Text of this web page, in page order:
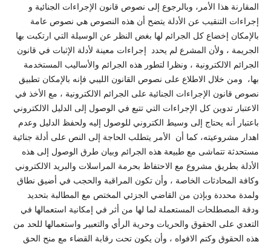
المقارنة هذا الأمر، وبالرجوع إلى نصوص قانون الإجراءات الجنائية و
إجراءات التنقيب عن الأدلة يتضح أن هذه النصوص هي نصوص عامة
بالإمكان إخضاع كل الجرائم لها بغض النظر عن الوسيلة التي ارتكبت بها
الجريمة ، ولأن المشرع لم يحدد إجراءات معينة لأدلة الإثبات في قانون
الجرائم الالكترونية ، ونظرا لتطور هذه الجرائم والأساليب المستخدمة
بها، ومن خلال الاطلاع على نصوص القانون الليبي فإنه بالإمكان تطبيق
نصوص قانون الإجراءات الجنائية على الجرائم الالكترونية ، مع الأخذ في
الاعتبار تدوين كل الإجراءات التي تتبع في الوصول إلى الدليل الالكتروني
باعتبار أنه يحتاج إلى وسيط الكتروني للوصول إليه ولحفظ الدليل وعدم
اهدار مشروعيته، كما أن الأمر يتطلب الحاجة إلى النص على أدلة جنائية
مستحدثة تتماشى مع طبيعة هذه الجرائم وبيان طرق الوصول إلى هذه
الأدلة بطريق مشروع مع الاحتفاظ بحرمة المراسلات والبريد الالكتروني
وكافة المحادثات الخاصة ، وأن تكون المراقبة والحجب في أضيق نطاق
ولمدة محددة وبإذن من القاضي الجزئي المختص مع المطالبة بتحديد
ودقة المصطلحات المستعملة لما لها من أثر في إمكانية استعمالها في
التعدي على الحقوق والحريات وحرية الرأي والتعبير واستعمالها للحد من
هذه الحقوق وكتم الافواه ، وأن يكون تحت رقابة القضاء مع منح الحق